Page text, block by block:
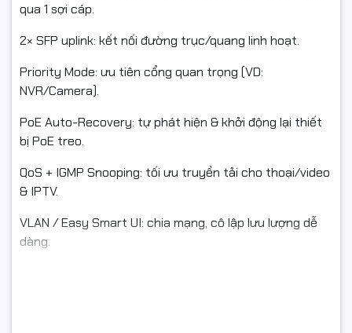
qua 1 sợi cáp.
2× SFP uplink: kết nối đường trục/quang linh hoạt.
Priority Mode: ưu tiên cổng quan trọng (VD:
NVR/Camera).
PoE Auto-Recovery: tự phát hiện & khởi động lại thiết
bị PoE treo.
QoS + IGMP Snooping: tối ưu truyền tải cho thoại/video
& IPTV.
VLAN / Easy Smart UI: chia mạng, cô lập lưu lượng dễ
dàng.